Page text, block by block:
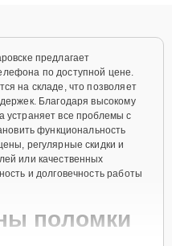
предлагает
по доступной цене.
на складе, что позволяет
Благодаря высокому
устраняет все проблемы с
функциональность
регулярные скидки и
или качественных
и долговечность работы
поломки